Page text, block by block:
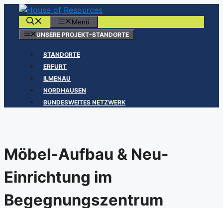
Zum
springen
Menü
UNSERE PROJEKT-STANDORTE
STANDORTE
ERFURT
ILMENAU
NORDHAUSEN
BUNDESWEITES NETZWERK
Möbel-Aufbau & Neu-
Einrichtung im
Begegnungszentrum